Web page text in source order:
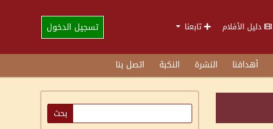
دليل الأفلام تابعنا تسجيل الدخول
أهدافنا النشرة النكبة اتصل بنا